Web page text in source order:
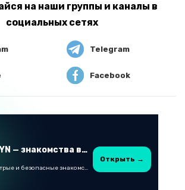
на наши группы и каналы в
социальных сетях
Telegram
Facebook
ZYYN — знакомства в Казахстане
Быстрые и безопасные знакомства в Telegram
Открыть →